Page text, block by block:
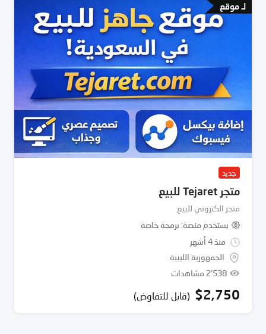
لـ موقع
جديد
متجر Tejaret للبيع
متجر الكتروني للبيع
يستخدم منصة برمجة خاصة
منذ 4 أشهر
الجمهورية الليبية
2٬538 مشاهدات
$2,750 (قابل للتفاوض)